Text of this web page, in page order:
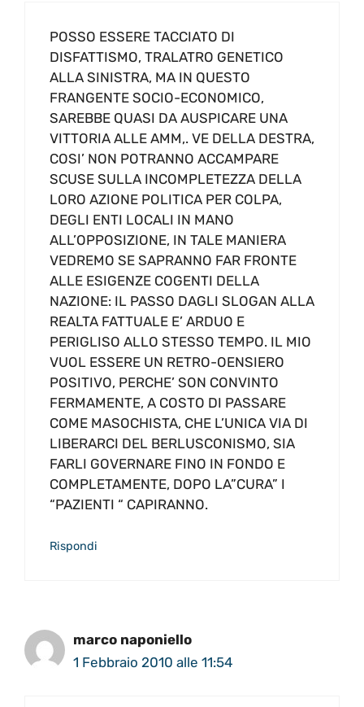
POSSO ESSERE TACCIATO DI
DISFATTISMO, TRALATRO GENETICO
ALLA SINISTRA, MA IN QUESTO
FRANGENTE SOCIO-ECONOMICO,
SAREBBE QUASI DA AUSPICARE UNA
VITTORIA ALLE AMM,. VE DELLA DESTRA,
COSI’ NON POTRANNO ACCAMPARE
SCUSE SULLA INCOMPLETEZZA DELLA
LORO AZIONE POLITICA PER COLPA,
DEGLI ENTI LOCALI IN MANO
ALL’OPPOSIZIONE, IN TALE MANIERA
VEDREMO SE SAPRANNO FAR FRONTE
ALLE ESIGENZE COGENTI DELLA
NAZIONE: IL PASSO DAGLI SLOGAN ALLA
REALTA FATTUALE E’ ARDUO E
PERIGLISO ALLO STESSO TEMPO. IL MIO
VUOL ESSERE UN RETRO-OENSIERO
POSITIVO, PERCHE’ SON CONVINTO
FERMAMENTE, A COSTO DI PASSARE
COME MASOCHISTA, CHE L’UNICA VIA DI
LIBERARCI DEL BERLUSCONISMO, SIA
FARLI GOVERNARE FINO IN FONDO E
COMPLETAMENTE, DOPO LA”CURA” I
“PAZIENTI “ CAPIRANNO.
Rispondi
marco naponiello
1 Febbraio 2010 alle 11:54